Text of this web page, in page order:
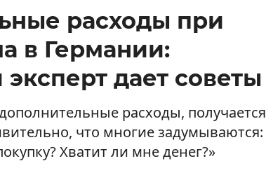
расходы при
в Германии:
дает советы
расходы, получается
что многие задумываются:
Хватит ли мне денег?»